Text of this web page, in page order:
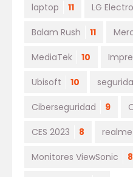
laptop 11 LG
Balam Rush 11
MediaTek 10
Ubisoft 10
Ciberseguridad 9
CES 2023 8 realme
Monitores ViewSonic 8